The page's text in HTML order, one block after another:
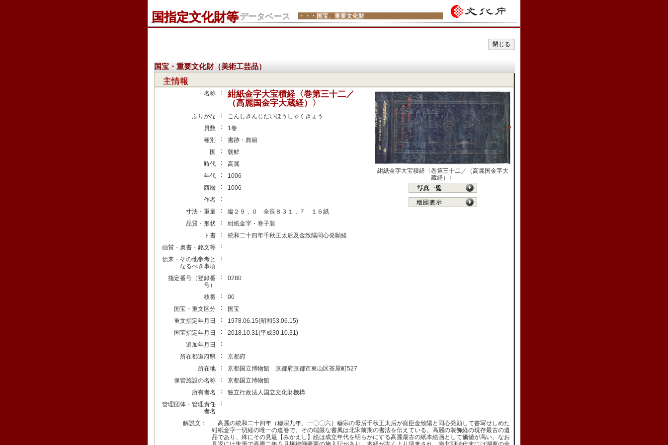
国指定文化財等データベース ・・・国宝、重要文化財
国宝・重要文化財（美術工芸品）
主情報
名称 ：
紺紙金字大宝積経〈巻第三十二／
（高麗国金字大蔵経）〉
ふりがな ：
こんしきんじだいほうしゃくきょう
員数
：
1巻
種別
：
書跡・典籍
国
：
朝鮮
時代
：
高麗
年代
：
1006
西暦
：
1006
作者
：
寸法・重量 ：
縦２９．０ 全長８３１．７ １６紙
品質・形状
：
紺紙金字・巻子装
ト書
：
統和二十四年千秋王太后及金致陽同心発願経
画賛・奥書・銘文等
：
伝来・その他参考と
なるべき事項
：
指定番号（登録番
号）
： 0280
枝番 ：
00
国宝・重文区分
：
国宝
重文指定年月日
：
1978.06.15(昭和53.06.15)
国宝指定年月日
：
2018.10.31(平成30.10.31)
追加年月日
：
所在都道府県 ：
京都府
所在地
：
京都国立博物館 京都府京都市東山区茶屋町527
保管施設の名称
：
京都国立博物館
所有者名
：
独立行政法人国立文化財機構
管理団体・管理責任
者名
：
紺紙金字大宝積経〈巻第三十二／（高麗国金字大
蔵経）〉
解説文：
高麗の統和二十四年（穆宗九年、一〇〇六）穆宗の母后千秋王太后が寵臣金致陽と同心発願して書写せしめた
紺紙金字一切経の唯一の遺巻で、その端厳な書風は北宋前期の書法を伝えている。高麗の装飾経の現存最古の遺
品であり、殊にその見返【みかえし】絵は成立年代を明らかにする高麗最古の紙本絵画として価値が高い。なお